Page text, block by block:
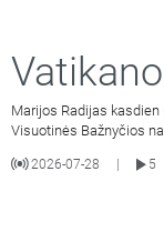
Marijos Radijas
Visuotinės Bažnyčios
2026-07-28 5